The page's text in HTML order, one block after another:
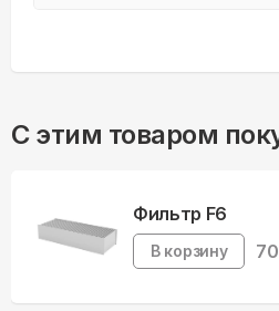
С этим товаром
Фильтр F6
В корзину